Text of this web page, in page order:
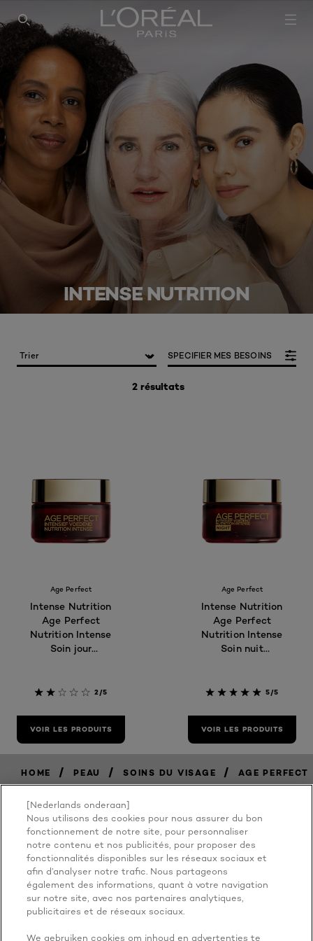
INTENSE NUTRITION
2 résultats
SPECIFIER MES BESOINS
Age Perfect
Intense Nutrition
Age Perfect
Nutrition Intense
Soin jour
2/5
VOIR LES PRODUITS
Age Perfect
Intense Nutrition
Age Perfect
Nutrition Intense
Soin nuit
5/5
VOIR LES PRODUITS
HOME / PEAU / SOINS DU VISAGE / AGE PERFECT
BECAUSE
YOU'RE
WORTH IT
[Nederlands onderaan]
Nous utilisons des cookies pour nous assurer du bon
fonctionnement de notre site, pour personnaliser
notre contenu et nos publicités, pour proposer des
fonctionnalités disponibles sur les réseaux sociaux et
afin d’analyser notre trafic. Nous partageons
également des informations, quant à votre navigation
sur notre site, avec nos partenaires analytiques,
publicitaires et de réseaux sociaux.
We gebruiken cookies om inhoud en advertenties te